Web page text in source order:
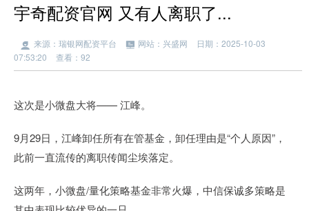
宇奇配资官网 又有人离职了...
来源：瑞银网配资平台 网站：兴盛网
日期：2025-10-03
07:53:20
查看：92
这次是小微盘大将—— 江峰。
9月29日，江峰卸任所有在管基金，卸任理由是“个人原因”，
此前一直流传的离职传闻尘埃落定。
这两年，小微盘/量化策略基金非常火爆，中信保诚多策略是